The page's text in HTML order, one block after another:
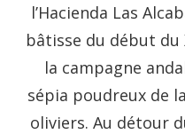
l’Hacienda Las
bâtisse du début du
la campagne
sépia poudreux de
oliviers. Au détour